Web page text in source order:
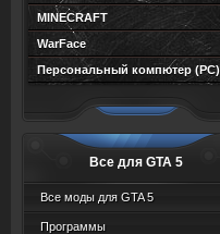
MINECRAFT
WarFace
Персональный компютер (PC)
Все для GTA 5
Все моды для GTA 5
Программы